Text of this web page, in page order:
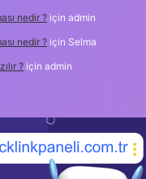
nedir ? için admin
nedir ? için Selma
? için admin